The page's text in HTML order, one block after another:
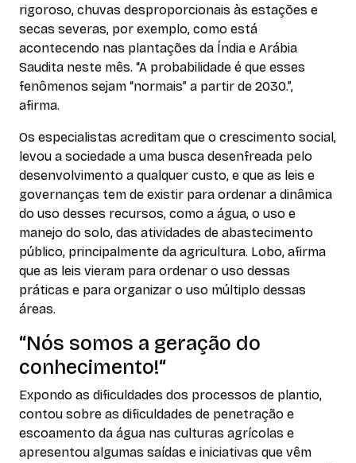
rigoroso, chuvas desproporcionais às estações e
secas severas, por exemplo, como está
acontecendo nas plantações da Índia e Arábia
Saudita neste mês. “A probabilidade é que esses
fenômenos sejam “normais” a partir de 2030.”,
afirma.
Os especialistas acreditam que o crescimento social,
levou a sociedade a uma busca desenfreada pelo
desenvolvimento a qualquer custo, e que as leis e
governanças tem de existir para ordenar a dinâmica
do uso desses recursos, como a água, o uso e
manejo do solo, das atividades de abastecimento
público, principalmente da agricultura. Lobo, afirma
que as leis vieram para ordenar o uso dessas
práticas e para organizar o uso múltiplo dessas
áreas.
“Nós somos a geração do
conhecimento!“
Expondo as dificuldades dos processos de plantio,
contou sobre as dificuldades de penetração e
escoamento da água nas culturas agrícolas e
apresentou algumas saídas e iniciativas que vêm